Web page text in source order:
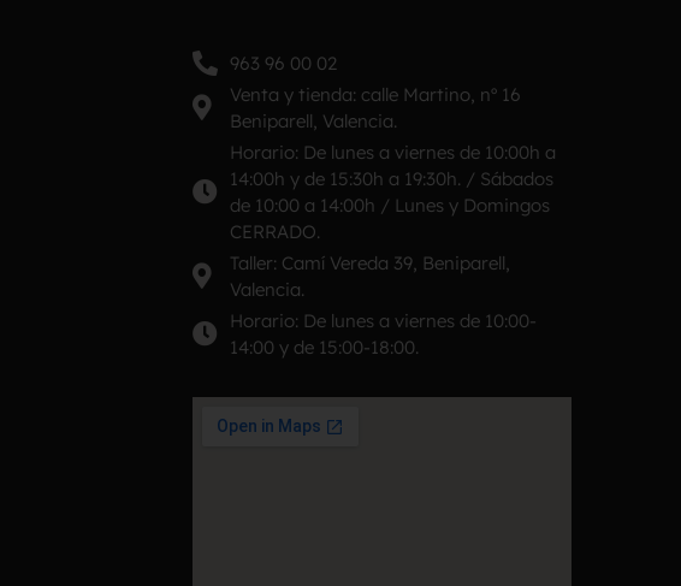
963 96 00 02
Venta y tienda: calle Martino, nº 16
Beniparell, Valencia.
Horario: De lunes a viernes de 10:00h a
14:00h y de 15:30h a 19:30h. / Sábados
de 10:00 a 14:00h / Lunes y Domingos
CERRADO.
Taller: Camí Vereda 39, Beniparell,
Valencia.
Horario: De lunes a viernes de 10:00-
14:00 y de 15:00-18:00.